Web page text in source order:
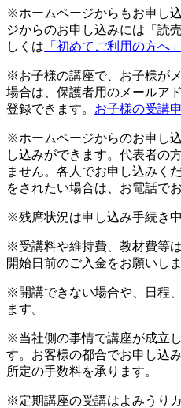
※ホームページからもお申し
ジからのお申し込みには「読
しくは 「初めてご利用の方へ」
※お子様の講座で、お子様が
場合は、保護者用のメールア
登録できます。 お子様の受講
※ホームページからのお申し
し込みができます。代表者の
ません。各人でお申し込みく
をされたい場合は、お電話で
※残席状況は申し込み手続き
※受講料や維持費、教材費等
開始日前のご入金をお願いしま
※開講できない場合や、日程
ます。
※当社側の事情で講座が成立
す。お客様の都合でお申し込
所定の手数料を承ります。
※定期講座の受講はよみうり